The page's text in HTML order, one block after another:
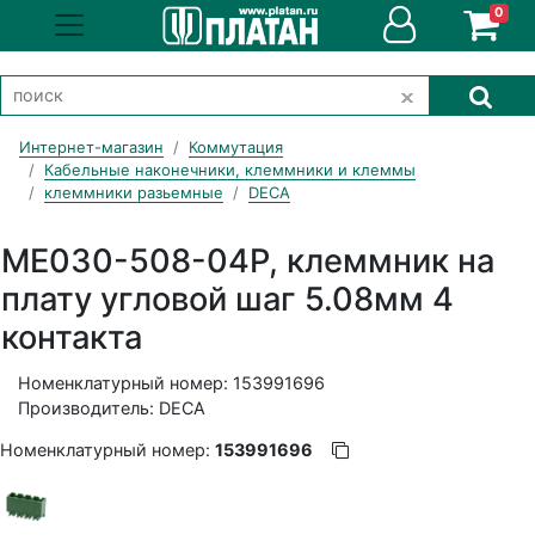
0
Интернет-магазин
Коммутация
Кабельные наконечники, клеммники и клеммы
клеммники разьемные
DECA
ME030-508-04P, клеммник на
плату угловой шаг 5.08мм 4
контакта
Номенклатурный номер: 153991696
Производитель: DECA
Номенклатурный номер: 153991696